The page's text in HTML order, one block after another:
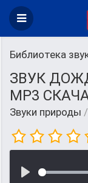
Библиотека
ЗВУК
MP3
Звуки природы /